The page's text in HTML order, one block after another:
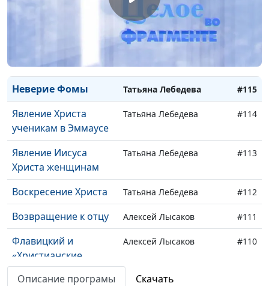
мы любим: русские
священнослужитель
Вознесение Христа Татьяна Лебедева #116
Неверие Фомы Татьяна Лебедева #115
Явление Христа
ученикам в Эммаусе
Татьяна Лебедева #114
Явление Иисуса
Христа женщинам
Татьяна Лебедева #113
Воскресение Христа Татьяна Лебедева #112
Возвращение к отцу Алексей Лысаков #111
Флавицкий и
«Христианские
мученики в Колизее»
Алексей Лысаков #110
Описание програмы Скачать